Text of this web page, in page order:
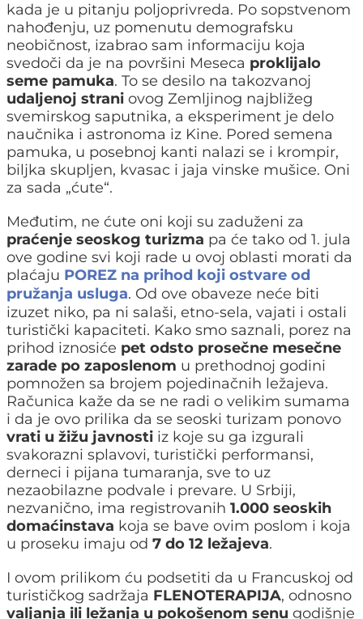
kada je u pitanju poljoprivreda. Po sopstvenom
nahođenju, uz pomenutu demografsku
neobičnost, izabrao sam informaciju koja
svedoči da je na površini Meseca proklijalo
seme pamuka. To se desilo na takozvanoj
udaljenoj strani ovog Zemljinog najbližeg
svemirskog saputnika, a eksperiment je delo
naučnika i astronoma iz Kine. Pored semena
pamuka, u posebnoj kanti nalazi se i krompir,
biljka skupljen, kvasac i jaja vinske mušice. Oni
za sada „ćute“.
Međutim, ne ćute oni koji su zaduženi za
praćenje seoskog turizma pa će tako od 1. jula
ove godine svi koji rade u ovoj oblasti morati da
plaćaju POREZ na prihod koji ostvare od
pružanja usluga. Od ove obaveze neće biti
izuzet niko, pa ni salaši, etno-sela, vajati i ostali
turistički kapaciteti. Kako smo saznali, porez na
prihod iznosiće pet odsto prosečne mesečne
zarade po zaposlenom u prethodnoj godini
pomnožen sa brojem pojedinačnih ležajeva.
Računica kaže da se ne radi o velikim sumama
i da je ovo prilika da se seoski turizam ponovo
vrati u žižu javnosti iz koje su ga izgurali
svakorazni splavovi, turistički performansi,
derneci i pijana tumaranja, sve to uz
nezaobilazne podvale i prevare. U Srbiji,
nezvanično, ima registrovanih 1.000 seoskih
domaćinstava koja se bave ovim poslom i koja
u proseku imaju od 7 do 12 ležajeva.
I ovom prilikom ću podsetiti da u Francuskoj od
turističkog sadržaja FLENOTERAPIJA, odnosno
valjanja ili ležanja u pokošenom senu godišnje